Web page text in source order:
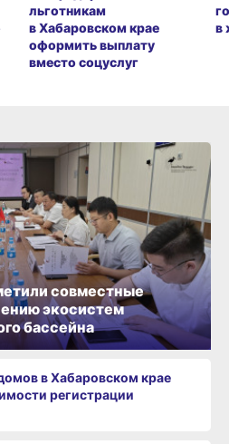
льготникам
в Хабаровском крае
оформить выплату
вместо соцуслуг
в
совместные
экосистем
бассейна
в Хабаровском крае
регистрации